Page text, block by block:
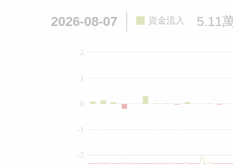
2026-08-07 資金流入 5.11
-2
0
2
-1
1